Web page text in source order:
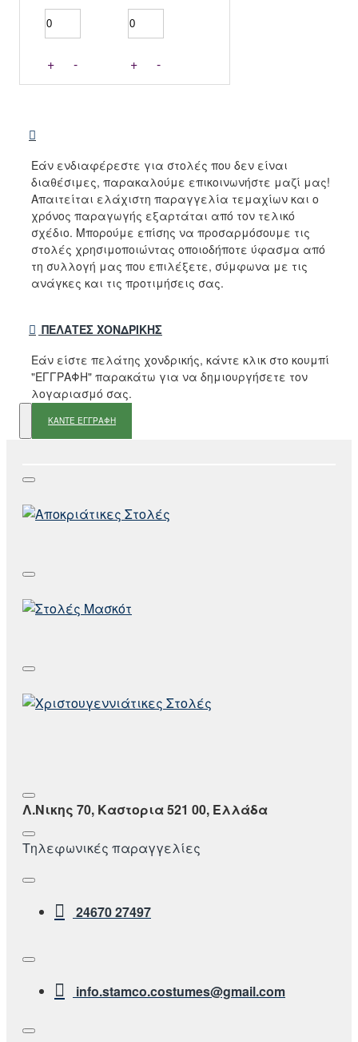
+ - + -
Εάν ενδιαφέρεστε για στολές που δεν είναι
διαθέσιμες, παρακαλούμε επικοινωνήστε μαζί μας!
Απαιτείται ελάχιστη παραγγελία τεμαχίων και ο
χρόνος παραγωγής εξαρτάται από τον τελικό
σχέδιο. Μπορούμε επίσης να προσαρμόσουμε τις
στολές χρησιμοποιώντας οποιοδήποτε ύφασμα από
τη συλλογή μας που επιλέξετε, σύμφωνα με τις
ανάγκες και τις προτιμήσεις σας.
ΠΕΛΆΤΕΣ ΧΟΝΔΡΙΚΉΣ
Εάν είστε πελάτης χονδρικής, κάντε κλικ στο κουμπί
"ΕΓΓΡΑΦΗ" παρακάτω για να δημιουργήσετε τον
λογαριασμό σας.
ΚΑΝΤΕ ΕΓΓΡΑΦΗ
Λ.Νικης 70, Καστορια 521 00, Ελλάδα
Τηλεφωνικές παραγγελίες
24670 27497
info.stamco.costumes@gmail.com